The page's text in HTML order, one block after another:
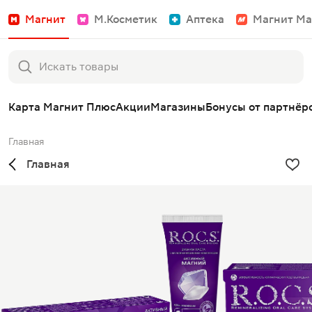
Магнит М.Косметик Аптека Магнит
Карта Магнит ПлюсАкцииМагазиныБонусы от
Главная
Главная